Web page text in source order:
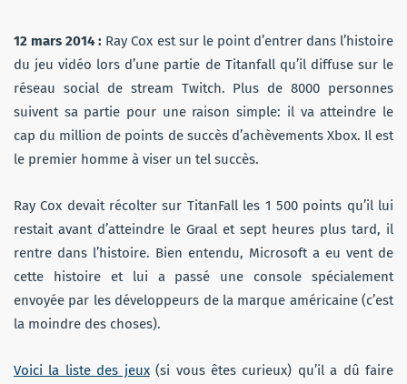
12 mars 2014 : Ray Cox est sur le point d’entrer dans l’histoire
du jeu vidéo lors d’une partie de Titanfall qu’il diffuse sur le
réseau social de stream Twitch. Plus de 8000 personnes
suivent sa partie pour une raison simple: il va atteindre le
cap du million de points de succès d’achèvements Xbox. Il est
le premier homme à viser un tel succès.
Ray Cox devait récolter sur TitanFall les 1 500 points qu’il lui
restait avant d’atteindre le Graal et sept heures plus tard, il
rentre dans l’histoire. Bien entendu, Microsoft a eu vent de
cette histoire et lui a passé une console spécialement
envoyée par les développeurs de la marque américaine (c’est
la moindre des choses).
Voici la liste des jeux(si vous êtes curieux) qu’il a dû faire